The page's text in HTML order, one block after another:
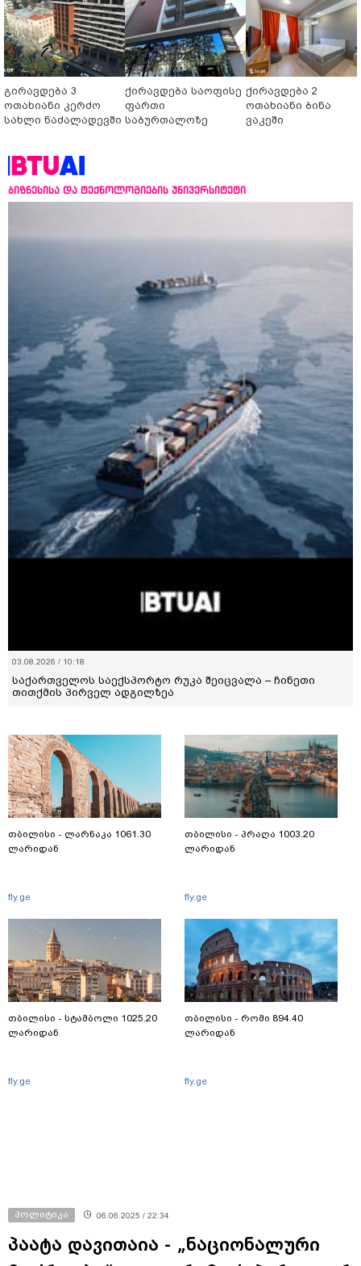
გირავდება 3
ოთახიანი კერძო
სახლი ნაძალადევში
ქირავდება საოფისე
ფართი
საბურთალოზე
ქირავდება 2
ოთახიანი ბინა
ვაკეში
ბიზნესისა და ტექნოლოგიების უნივერსიტეტი
03.08.2026 / 10:18
საქართველოს საექსპორტო რუკა შეიცვალა – ჩინეთი
თითქმის პირველ ადგილზეა
თბილისი - ლარნაკა 1061.30
ლარიდან
fly.ge
თბილისი - სტამბოლი 1025.20
ლარიდან
fly.ge
თბილისი - პრაღა 1003.20
ლარიდან
fly.ge
თბილისი - რომი 894.40
ლარიდან
fly.ge
პოლიტიკა 06.06.2025 / 22:34
პაატა დავითაია - „ნაციონალური